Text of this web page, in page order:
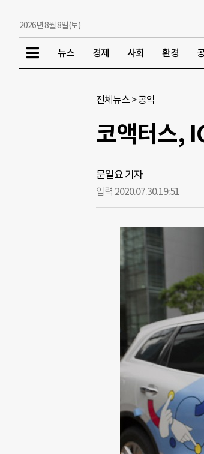
2026년 8월 8일(토)
뉴스 경제 사회 환경
전체뉴스 >공익
코액터스,
문일요 기자
입력 2020.07.30.19:51